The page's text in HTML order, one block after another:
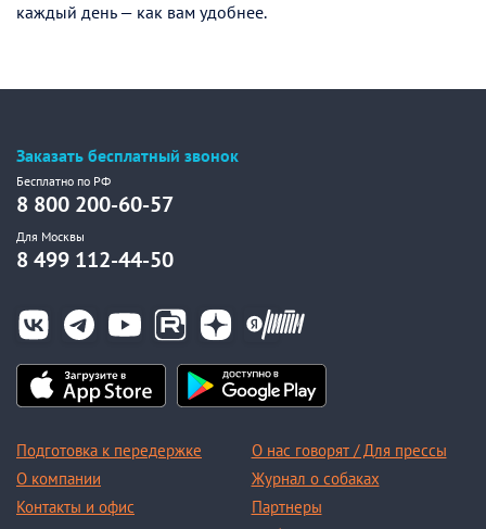
каждый день — как вам удобнее.
Заказать бесплатный звонок
Бесплатно по РФ
8 800 200-60-57
Для Москвы
8 499 112-44-50
Подготовка к передержке
О компании
Контакты и офис
О нас говорят / Для прессы
Журнал о собаках
Партнеры